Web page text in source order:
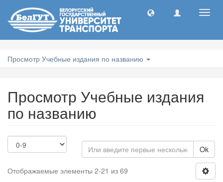
Просмотр Учебные издания по названию
Просмотр Учебные издания
по названию
Ok
Отображаемые элементы 2-21 из 69